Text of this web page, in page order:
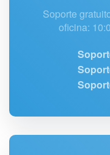
Soporte
oficina: